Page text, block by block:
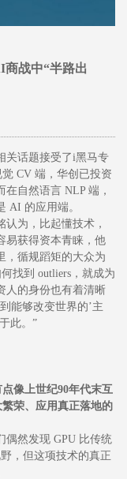
战中“半路出
关话题接受了i黑马专
CV 端，华创已投资
自然语言 NLP 端，
AI 的应用端。
认为，比起懂技术，
易获得资本青睐，他
，循规蹈矩的大众为
找到 outliers，就成为
人的身份也有着清晰
能够改变世界的’主
此。”
像上世纪90年代末互
荣、应用真正落地的
偶然发现 GPU 比传统
，但这项技术的真正